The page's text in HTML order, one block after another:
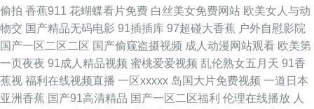
人网 97超碰碰 成人做爱正片 99热精品一区 草莓网页免费观看 91官网视频
在线观看 3级网站 婷婷影院一区 精品熟女字幕少妇 91区1区23区 欧美快播
第一滴血4高清 91大片免费观看视频 女人的抉择 91限制级干顶级美女 天天
偷拍 香蕉911 花蝴蝶看片免费 白丝美女免费网站 欧美女人与动
物交 国产精品无码电影 91插插库 97超碰大香蕉 户外自慰影院
国产一区二区二区 国产偷窥盗摄视频 成人动漫网站观看 欧美第
一页夜夜 91成人精品视频 蜜桃爱爱视频 乱伦熟女五月天 91香
蕉视 福利在线视频直播 一区xxxxx 岛国大片免费视频 一道日本
亚洲香蕉 国产91高清精品 国产一区二区福利 伦理在线播放 人